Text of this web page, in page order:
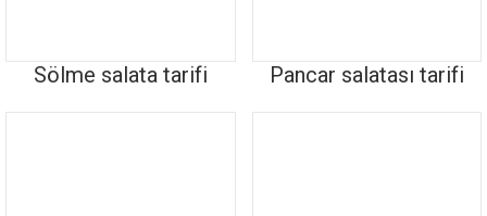
Sölme salata tarifi Pancar salatası tarifi